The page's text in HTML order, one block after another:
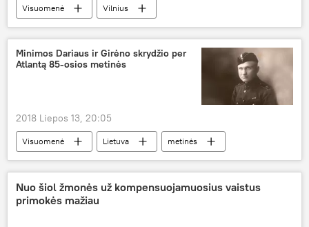
Visuomenė
Vilnius
Lietuvos 100-mečio dainų šventė "Vardan tos"
maitinimas
Minimos Dariaus ir Girėno skrydžio per
Atlantą 85-osios metinės
2018 Liepos 13, 20:05
Visuomenė Lietuva metinės
Nuo šiol žmonės už kompensuojamuosius vaistus
primokės mažiau